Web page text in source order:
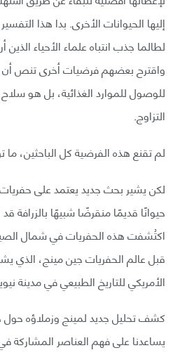
إليها الحيوانات الأخرى. بدا هذا
لطالما جذب انتباه علماء الأحياء
واقترح بعضهم فرضيات أخرى تنص
للوصول للموارد الغذائية، بل هو
التزاوج.
لم تقنع هذه الفرضية كل الباحثين،
لكن يشير بحث جديد يعتمد على
حيوانًا قديمًا منقرضًا شبيهًا
اكتُشفت هذه الحفريات في شمال
قبل عالم الحفريات جين مينج، الذي
الأمريكي للتاريخ الطبيعي في مدينة
كشف تحليل جديد لمينج وزملاؤه
يساعدنا على فهم العناصر المشاركة